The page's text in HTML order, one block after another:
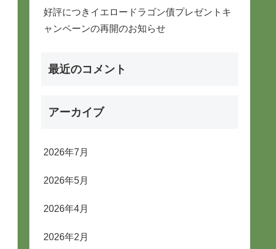
好評につきイエロードラゴン債プレゼントキ
ャンペーンの再開のお知らせ
最近のコメント
アーカイブ
2026年7月
2026年5月
2026年4月
2026年2月